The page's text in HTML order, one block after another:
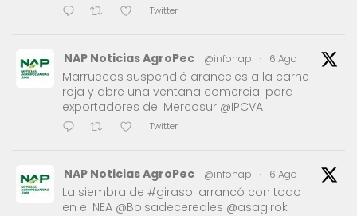
Twitter
NAP Noticias AgroPec @infonap · 6 Ago
Marruecos suspendió aranceles a la carne
roja y abre una ventana comercial para
exportadores del Mercosur @IPCVA
Twitter
NAP Noticias AgroPec @infonap · 6 Ago
La siembra de #girasol arrancó con todo
en el NEA @Bolsadecereales @asagirok